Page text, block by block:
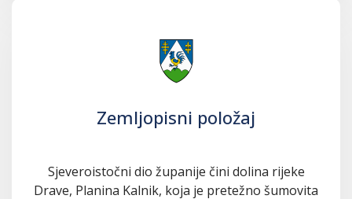
Zemljopisni položaj
Sjeveroistočni dio županije čini dolina rijeke
Drave, Planina Kalnik, koja je pretežno šumovita